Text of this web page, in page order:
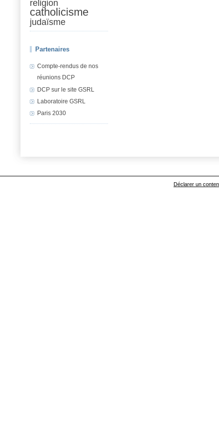
religion
catholicisme
judaïsme
Partenaires
Compte-rendus de nos
réunions DCP
DCP sur le site GSRL
Laboratoire GSRL
Paris 2030
Déclarer un